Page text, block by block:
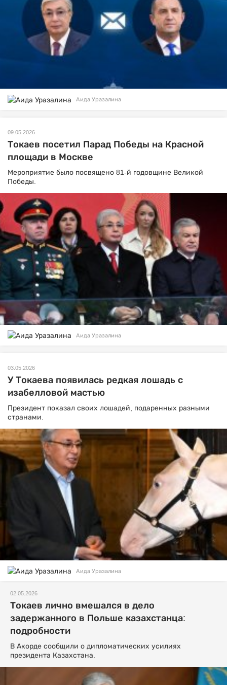
Аида Уразалина
09.05.2026
Токаев посетил Парад Победы на Красной
площади в Москве
Мероприятие было посвящено 81-й годовщине Великой
Победы.
Аида Уразалина
03.05.2026
У Токаева появилась редкая лошадь с
изабелловой мастью
Президент показал своих лошадей, подаренных разными
странами.
Аида Уразалина
02.05.2026
Токаев лично вмешался в дело
задержанного в Польше казахстанца:
подробности
В Акорде сообщили о дипломатических усилиях
президента Казахстана.